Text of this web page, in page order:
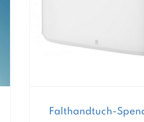
Falthandtuch-